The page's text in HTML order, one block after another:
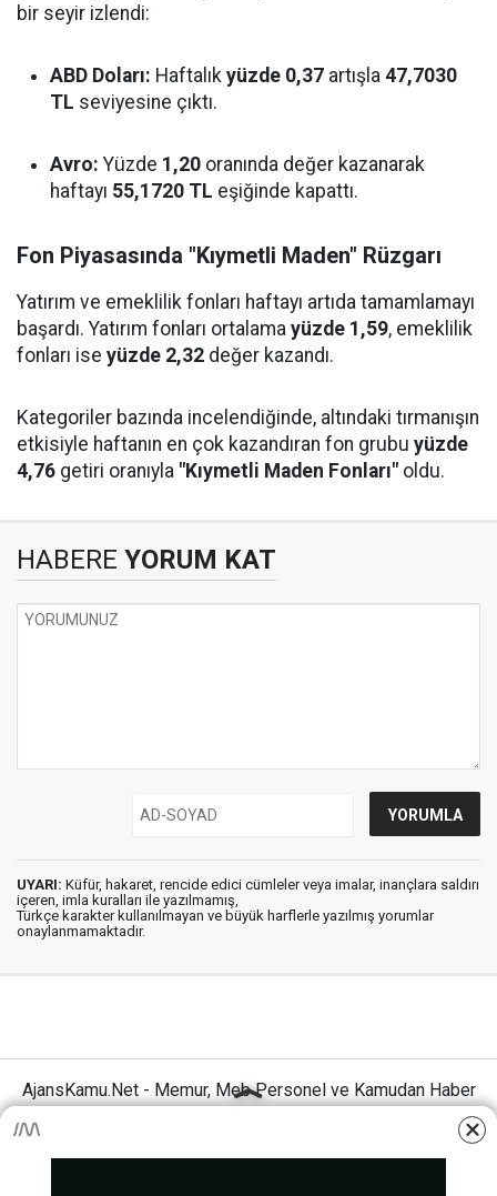
bir seyir izlendi:
ABD Doları: Haftalık yüzde 0,37 artışla 47,7030
TL seviyesine çıktı.
Avro: Yüzde 1,20 oranında değer kazanarak
haftayı 55,1720 TL eşiğinde kapattı.
Fon Piyasasında "Kıymetli Maden" Rüzgarı
Yatırım ve emeklilik fonları haftayı artıda tamamlamayı
başardı. Yatırım fonları ortalama yüzde 1,59, emeklilik
fonları ise yüzde 2,32 değer kazandı.
Kategoriler bazında incelendiğinde, altındaki tırmanışın
etkisiyle haftanın en çok kazandıran fon grubu yüzde
4,76 getiri oranıyla "Kıymetli Maden Fonları" oldu.
HABERE YORUM KAT
UYARI: Küfür, hakaret, rencide edici cümleler veya imalar, inançlara saldırı
içeren, imla kuralları ile yazılmamış,
Türkçe karakter kullanılmayan ve büyük harflerle yazılmış yorumlar
onaylanmamaktadır.
AjansKamu.Net - Memur, Meb Personel ve Kamudan Haber